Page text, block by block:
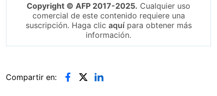
Copyright © AFP 2017-2025. Cualquier uso
comercial de este contenido requiere una
suscripción. Haga clic aquípara obtener más
información.
Compartir en: